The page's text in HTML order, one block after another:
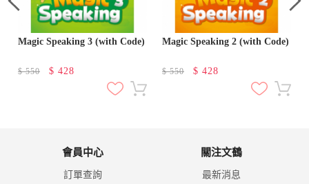
Magic Speaking 3 (with Code)
$550 $ 428
Magic Speaking 2 (with Code)
$550 $ 428
會員中心
訂單查詢
關注文鶴
最新消息